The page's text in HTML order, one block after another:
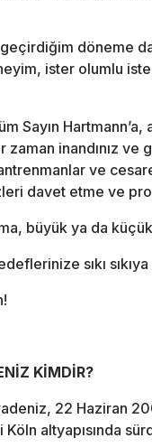
döneme
ister olumlu
Sayın
zaman inandınız
ve
davet etme ve
büyük ya da
sıkı sıkıya
KİMDİR?
22 Haziran
altyapısında